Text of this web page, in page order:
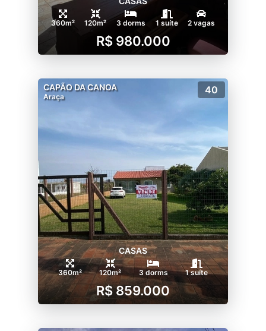
360m² 120m² 3 dorms 1 suíte 2 vagas
R$ 980.000
CAPÃO DA CANOA
Araça
40
CASAS
360m² 120m² 3 dorms 1 suíte
R$ 859.000